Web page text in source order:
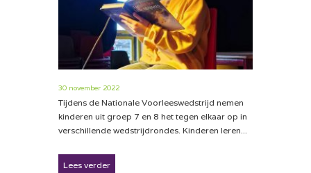
30 november 2022
Tijdens de Nationale Voorleeswedstrijd nemen
kinderen uit groep 7 en 8 het tegen elkaar op in
verschillende wedstrijdrondes. Kinderen leren...
Lees verder